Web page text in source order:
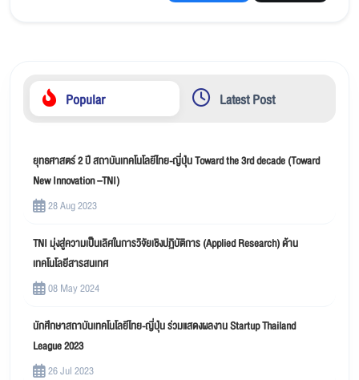
Popular Latest Post
ยุทธศาสตร์ 2 ปี สถาบันเทคโนโลยีไทย-ญี่ปุ่น Toward the 3rd decade (Toward
New Innovation –TNI)
28 Aug 2023
TNI มุ่งสู่ความเป็นเลิศในการวิจัยเชิงปฏิบัติการ (Applied Research) ด้าน
เทคโนโลยีสารสนเทศ
08 May 2024
นักศึกษาสถาบันเทคโนโลยีไทย-ญี่ปุ่น ร่วมแสดงผลงาน Startup Thailand
League 2023
26 Jul 2023